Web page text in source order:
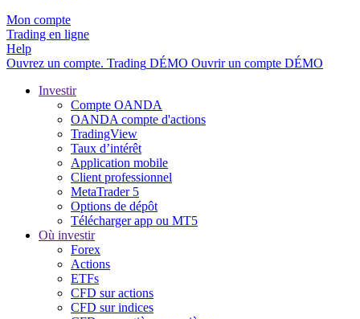
Mon compte
Trading en ligne
Help
Ouvrez un compte. Trading DÉMO Ouvrir un compte DÉMO
Investir
Compte OANDA
OANDA compte d'actions
TradingView
Taux d’intérêt
Application mobile
Client professionnel
MetaTrader 5
Options de dépôt
Télécharger app ou MT5
Où investir
Forex
Actions
ETFs
CFD sur actions
CFD sur indices